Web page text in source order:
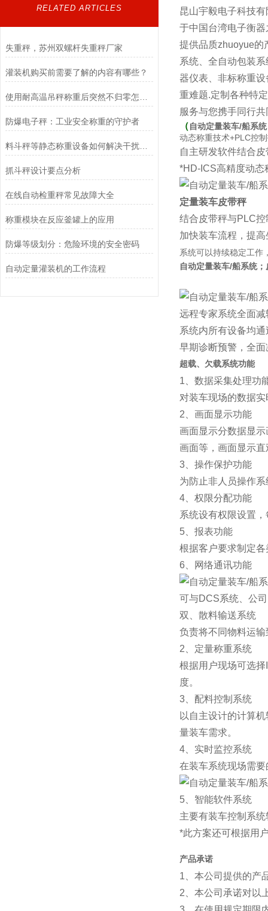
RELATED ARTICLES
失重秤，苏州双螺杆失重秤厂家
灌装机购买前需要了解的内容有哪些？
防爆电子秤：工业安全称重的守护者
料斗秤等静态称重设备如何解决干扰问题
抓斗秤设计要点分析
在线自动检重秤常见故障大全
称重模块在反应釜罐上的应用
防爆等级划分：危险环境的安全密码
自动定量灌装机的工作流程
昆山宇毅电子科技
于中国台湾电子衡
提供品质zhuoyue的
系统、全自动包装
器仪表、非标称重
重难题.定制各种特
服务与您携手同行
（自动定量装车/船系
动态称重技术+PLC控
自主研发软件结合
*HD-ICS高精度动态
定量装车皮带秤
结合皮带秤与PLC
加快装车流程，提高
系统可以持续稳定工作
自动定量装车/船系统
远程专家系统全面
系统内所有设备均
早期诊断预警，全
超载、欠载系统功能
1、数据采集处理功
对装车现场的数据
2、画面显示功能
画面显示分数据显
画面等，画面显示
3、操作保护功能
为防止非人员操作
4、权限分配功能
系统设有权限设置
5、报表功能
根据客户要求制定
6、网络通讯功能
可与DCS系统、公
双、散料输送系统
负责将不同物料运
2、定量称重系统
根据用户现场可选
度。
3、配料控制系统
以自主设计的计算
量装车需求。
4、实时监控系统
在装车系统现场需
5、智能软件系统
主要有装车控制系
*此方案还可根据用
产品承诺
1、本公司提供的产
2、本公司承诺对以